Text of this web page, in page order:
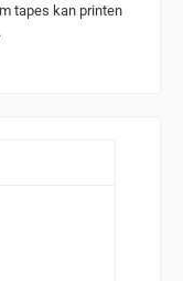
tapes kan printen